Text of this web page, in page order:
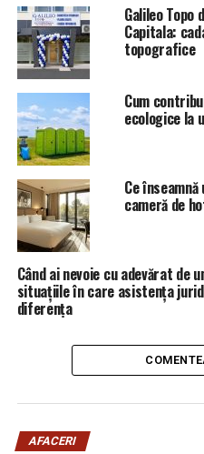
Galileo Topo
Capitala:
topografice
Cum
ecologice la
Ce
cameră de
Când ai nevoie cu adevărat de
situațiile în care asistența
diferența
AFACERI